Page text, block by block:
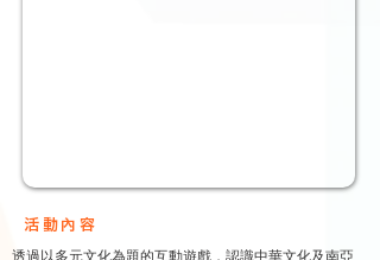
​活動內容
透過以多元文化為題的互動遊戲，認識中華文化及南亞